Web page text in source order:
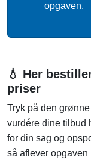
opgaven.
💧 Her
priser
Tryk på den
vurdére dine tilbud
for din sag og
så aflever opgaven